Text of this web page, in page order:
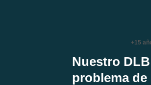
+15
Nuestro
problema